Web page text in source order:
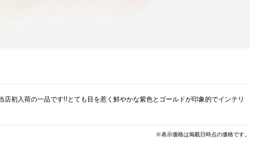
初入荷の一品です!!とても目を惹く鮮やかな紫色とゴールドが印象的でインテリ
※表示価格は掲載日時点の価格です。